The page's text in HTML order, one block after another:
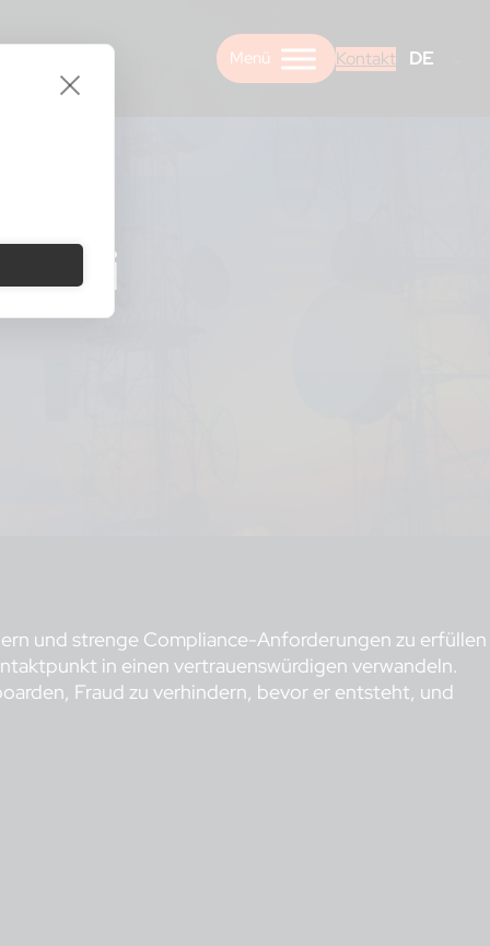
Kontakt DE
bei
und strenge Compliance-Anforderungen zu erfüllen
in einen vertrauenswürdigen verwandeln.
Fraud zu verhindern, bevor er entsteht, und